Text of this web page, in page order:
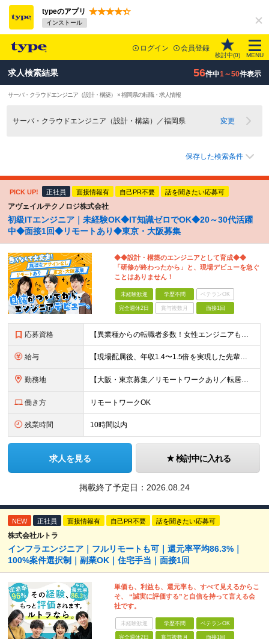
typeのアプリ
インストール
ログイン 会員登録
検討中(0) MENU
求人検索結果 56件中1～50件表示
サーバ・クラウドエンジニア（設計・構築） × 福岡県の転職・求人情報
サーバ・クラウドエンジニア（設計・構築）／福岡県 変更
保存した検索条件
PICK UP! 正社員 面接情報有 自己PR不要 話を聞きたい応募可
アヴェイルテクノロジ株式会社
初級ITエンジニア｜未経験OK◆IT知識ゼロでOK◆20～30代活躍
中◆面接1回◆リモートあり◆東京・大阪募集
◆◆設計・構築のエンジニアとして育成◆◆
「研修が終わったから」と、現場デビューを急ぐ
ことはありません！
未経験歓迎 学歴不問 ベテランOK
完全週休2日 賞与複数月 面接1回
応募資格 【異業種からの転職者多数！女性エンジニアも活躍中】 ◆学歴不問 ◆未経験OK ≪こんな方を歓迎しています≫ ◎未経験から成長できる環境で活躍したい方 ◎大学やスクールでIT系のスキルを学んだことのあ
給与 【現場配属後、年収1.4〜1.5倍を実現した先輩も！残業代全額支給】 ◆給与は経験やスキルに応じて決定します ◆年俸制250万円～350万円（1/12を月々支給） ≪年収UPの例≫ ◎飲食業からのキ
勤務地 【大阪・東京募集／リモートワークあり／転居を伴う転勤なし】 東京本社、大阪事務所、または東京23区内・関西（大阪・兵庫）の各クライアント先勤務 ◆入社後、約1年間はクライアント先ではなく 自社内（東
働き方 リモートワークOK
残業時間 10時間以内
求人を見る 検討中に入れる
掲載終了予定日： 2026.08.24
NEW 正社員 面接情報有 自己PR不要 話を聞きたい応募可
株式会社ルトラ
インフラエンジニア｜フルリモートも可｜還元率平均86.3%｜
100%案件選択制｜副業OK｜住宅手当｜面接1回
単価も、利益も、還元率も、すべて見えるからこ
そ、 “誠実に評価する”と自信を持って言える会
社です。
未経験歓迎 学歴不問 ベテランOK
完全週休2日 賞与複数月 面接1回